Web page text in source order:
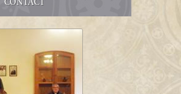
CONTACT